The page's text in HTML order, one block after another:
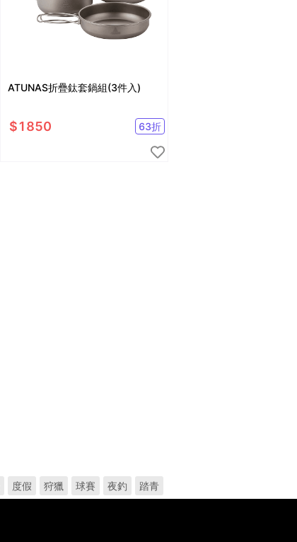
ATUNAS折疊鈦套鍋組(3件入)
$1850 63折
度假 狩獵 球賽 夜釣 踏青